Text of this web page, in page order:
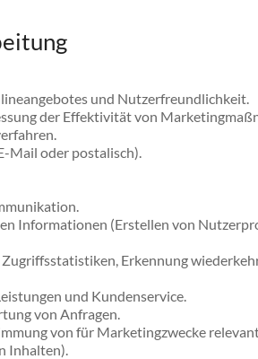
und Nutzerfreundlichkeit.
der Effektivität von
Mail oder postalisch).
Informationen (Erstellen von
Zugriffsstatistiken, Erkennung
und Kundenservice.
von Anfragen.
von für Marketingzwecke
Inhalten).